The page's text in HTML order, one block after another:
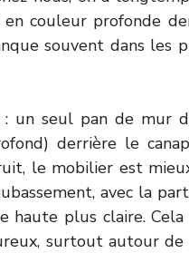
couleur profonde
souvent dans les
un seul pan de mur
derrière le
le mobilier est
avec la
plus claire. Cela
surtout autour